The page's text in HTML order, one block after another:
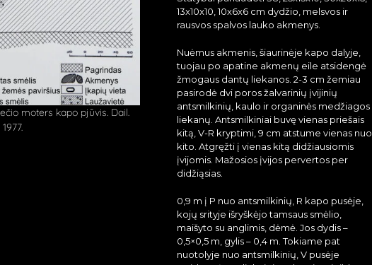
moters kapo pjūvis. Dail.
13x10x10, 10x6x6 cm dydžio, melsvos ir
rausvos spalvos lauko akmenys.
Nuėmus akmenis, šiaurinėje kapo dalyje,
tuojau po apatine akmenų eile atsidengė
žmogaus dantų liekanos. 2-3 cm žemiau
pasirodė dvi poros žalvarinių įvijinių
antsmilkinių, kaulo ir organinės medžiagos
liekanų. Antsmilkiniai buvę vienas priešais
kitą, V-R kryptimi, 9 cm atstume vienas nuo
kito. Atgręžti į vienas kitą didžiausiomis
įvijomis. Mažosios įvijos pervertos per
didžiąsias.
0,9 m į P nuo antsmilkinių, R kapo pusėje,
kojų srityje išryškėjo tamsaus smėlio,
maišyto su anglimis, dėmė. Jos dydis –
0,5×0,5 m, gylis – 0,4 m. Tokiame pat
nuotolyje nuo antsmilkinių, V pusėje